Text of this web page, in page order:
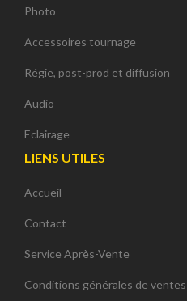
Photo
Accessoires tournage
Régie, post-prod et diffusion
Audio
Eclairage
LIENS UTILES
Accueil
Contact
Service Après-Vente
Conditions générales de ventes